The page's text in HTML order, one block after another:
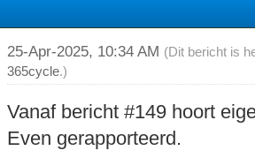
25-Apr-2025, 10:34 AM (Dit bericht is
365cycle.)
Vanaf bericht #149 hoort
Even gerapporteerd.